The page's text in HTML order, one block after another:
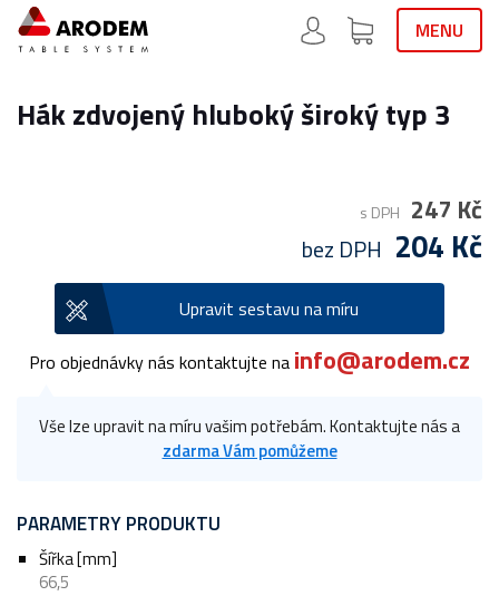
MENU
Hák zdvojený hluboký široký typ 3
s DPH 247 Kč
bez DPH 204 Kč
Upravit sestavu na míru
Pro objednávky nás kontaktujte na info@arodem.cz
Vše lze upravit na míru vašim potřebám. Kontaktujte nás a
zdarma Vám pomůžeme
PARAMETRY PRODUKTU
Šířka [mm]
66,5